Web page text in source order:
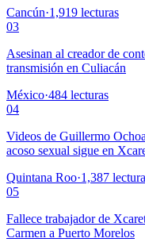
Cancún·1,919 lecturas
03
Asesinan al creador de
transmisión en Culiacán
México·484 lecturas
04
Videos de Guillermo
acoso sexual sigue en
Quintana Roo·1,387
05
Fallece trabajador de
Carmen a Puerto Morelos